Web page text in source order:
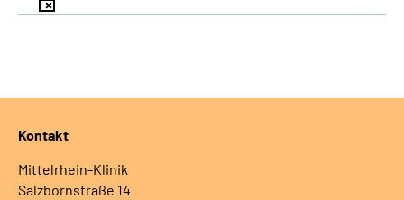
Kontakt
Mittelrhein-Klinik
Salzbornstraße 14